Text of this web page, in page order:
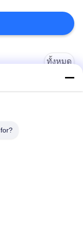
ษ
ทั้งหมด
อร์อุตสาหกรรม